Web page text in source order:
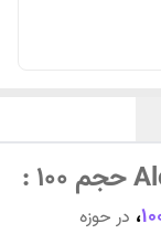
، در حوزه